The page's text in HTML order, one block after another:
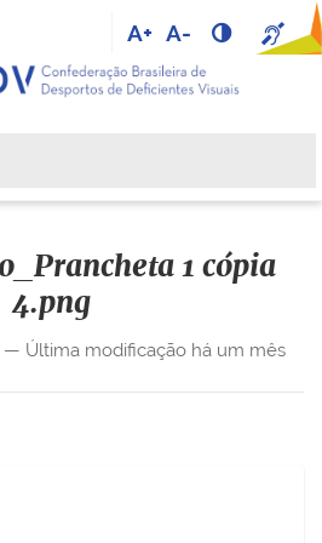
A+ A-
1 cópia
4.png
— Última modificação há um mês